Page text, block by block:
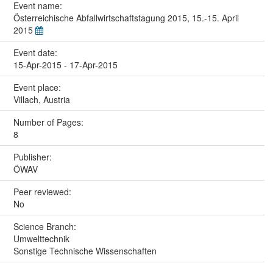
Event name:
Österreichische Abfallwirtschaftstagung 2015, 15.-15. April
2015
Event date:
15-Apr-2015 - 17-Apr-2015
Event place:
Villach, Austria
Number of Pages:
8
Publisher:
ÖWAV
Peer reviewed:
No
Science Branch:
Umwelttechnik
Sonstige Technische Wissenschaften